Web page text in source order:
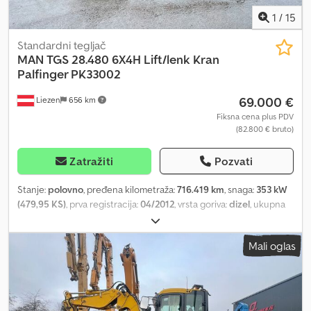
1 / 15
Liezen 656 km
Standardni tegljač
MAN TGS 28.480 6X4H Lift/lenk Kran
Palfinger PK33002
69.000 €
Fiksna cena plus PDV
(82.800 € bruto)
Zatražiti Pozvati
Stanje: polovno, pređena kilometraža:716.419 km, snaga: 353 kW
(479,95 KS), prva registracija:04/2012, vrsta goriva:dizel, ukupna
, konfiguracija osovina:
retarder, boja:zeleno, tip prenosa:mehanički, emisioni razred:
, Godina proizvodnje:2012
ABS, elektronski
program stabilnosti (ESP), grejač za parkiranje, klima uređaj
Slepač MAN TGS 28.480 6X4H sa podiznom i upravljivom
osovinom, Euro 5 EEV, sa retarderom. Dizalica Palfinger PK 33002-
EH, 5 izvlačenja sa rotatorom i daljinskim upravljanjem. Stanje:
Mali oglas